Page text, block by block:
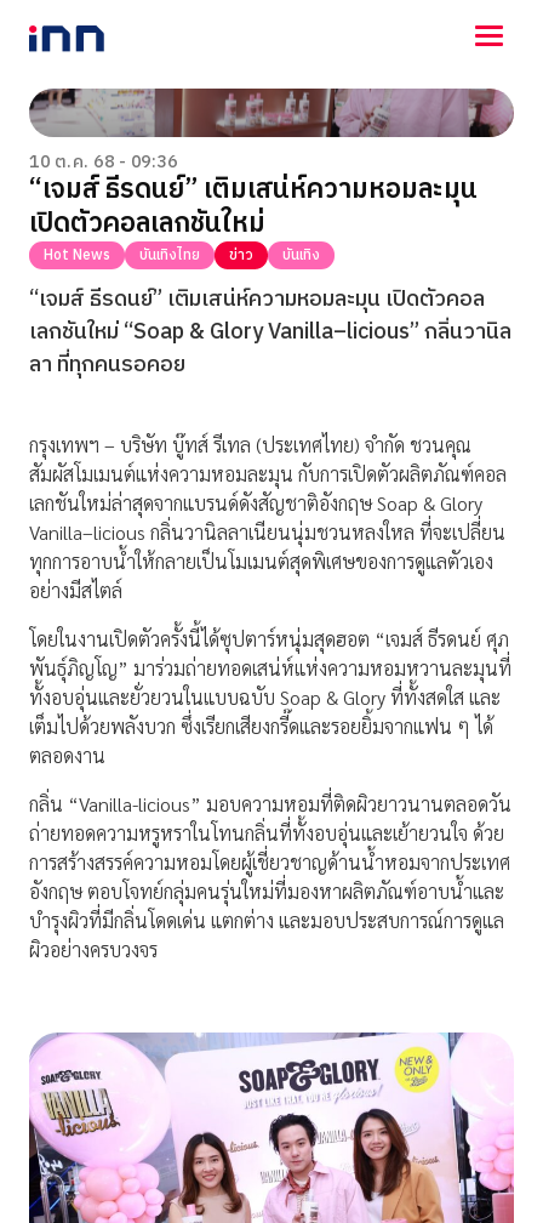
NEWS
ENTERTAINMENT
LIFESTYLE
HOROSCOPE
LOTTERY
VIDEO
ร่วมด้วยช่วยกัน
10 ต.ค. 68 - 09:36
“เจมส์ ธีรดนย์” เติมเสน่ห์ความหอมละมุน
เปิดตัวคอลเลกชันใหม่
Hot News บันเทิงไทย ข่าว บันเทิง
“เจมส์ ธีรดนย์” เติมเสน่ห์ความหอมละมุน เปิดตัวคอล
เลกชันใหม่ “Soap & Glory Vanilla–licious” กลิ่นวานิล
ลา ที่ทุกคนรอคอย
กรุงเทพฯ – บริษัท บู๊ทส์ รีเทล (ประเทศไทย) จำกัด ชวนคุณ
สัมผัสโมเมนต์แห่งความหอมละมุน กับการเปิดตัวผลิตภัณฑ์คอล
เลกชันใหม่ล่าสุดจากแบรนด์ดังสัญชาติอังกฤษ Soap & Glory
Vanilla–licious กลิ่นวานิลลาเนียนนุ่มชวนหลงใหล ที่จะเปลี่ยน
ทุกการอาบน้ำให้กลายเป็นโมเมนต์สุดพิเศษของการดูแลตัวเอง
อย่างมีสไตล์
โดยในงานเปิดตัวครั้งนี้ได้ซุปตาร์หนุ่มสุดฮอต “เจมส์ ธีรดนย์ ศุภ
พันธุ์ภิญโญ” มาร่วมถ่ายทอดเสน่ห์แห่งความหอมหวานละมุนที่
ทั้งอบอุ่นและยั่วยวนในแบบฉบับ Soap & Glory ที่ทั้งสดใส และ
เต็มไปด้วยพลังบวก ซึ่งเรียกเสียงกรี๊ดและรอยยิ้มจากแฟน ๆ ได้
ตลอดงาน
กลิ่น “Vanilla-licious” มอบความหอมที่ติดผิวยาวนานตลอดวัน
ถ่ายทอดความหรูหราในโทนกลิ่นที่ทั้งอบอุ่นและเย้ายวนใจ ด้วย
การสร้างสรรค์ความหอมโดยผู้เชี่ยวชาญด้านน้ำหอมจากประเทศ
อังกฤษ ตอบโจทย์กลุ่มคนรุ่นใหม่ที่มองหาผลิตภัณฑ์อาบน้ำและ
บำรุงผิวที่มีกลิ่นโดดเด่น แตกต่าง และมอบประสบการณ์การดูแล
ผิวอย่างครบวงจร